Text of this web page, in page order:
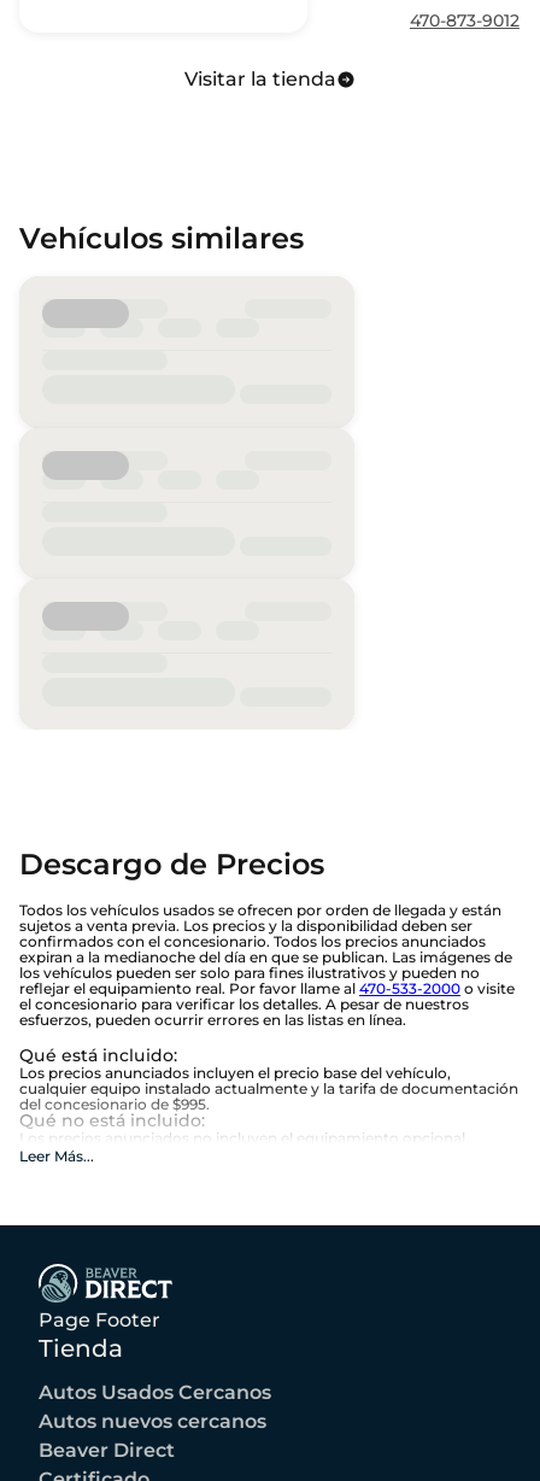
470-873-9012
Visitar la tienda
Vehículos similares
Descargo de Precios
Todos los vehículos usados se ofrecen por orden de llegada y están
sujetos a venta previa. Los precios y la disponibilidad deben ser
confirmados con el concesionario. Todos los precios anunciados
expiran a la medianoche del día en que se publican. Las imágenes de
los vehículos pueden ser solo para fines ilustrativos y pueden no
reflejar el equipamiento real. Por favor llame al 470-533-2000 o visite
el concesionario para verificar los detalles. A pesar de nuestros
esfuerzos, pueden ocurrir errores en las listas en línea.
Qué está incluido:
Los precios anunciados incluyen el precio base del vehículo,
cualquier equipo instalado actualmente y la tarifa de documentación
del concesionario de $995.
Qué no está incluido:
Los precios anunciados no incluyen el equipamiento opcional
seleccionado por el comprador, impuestos estatales y locales,
Leer Más...
Page Footer
Tienda
Autos Usados Cercanos
Autos nuevos cercanos
Beaver Direct